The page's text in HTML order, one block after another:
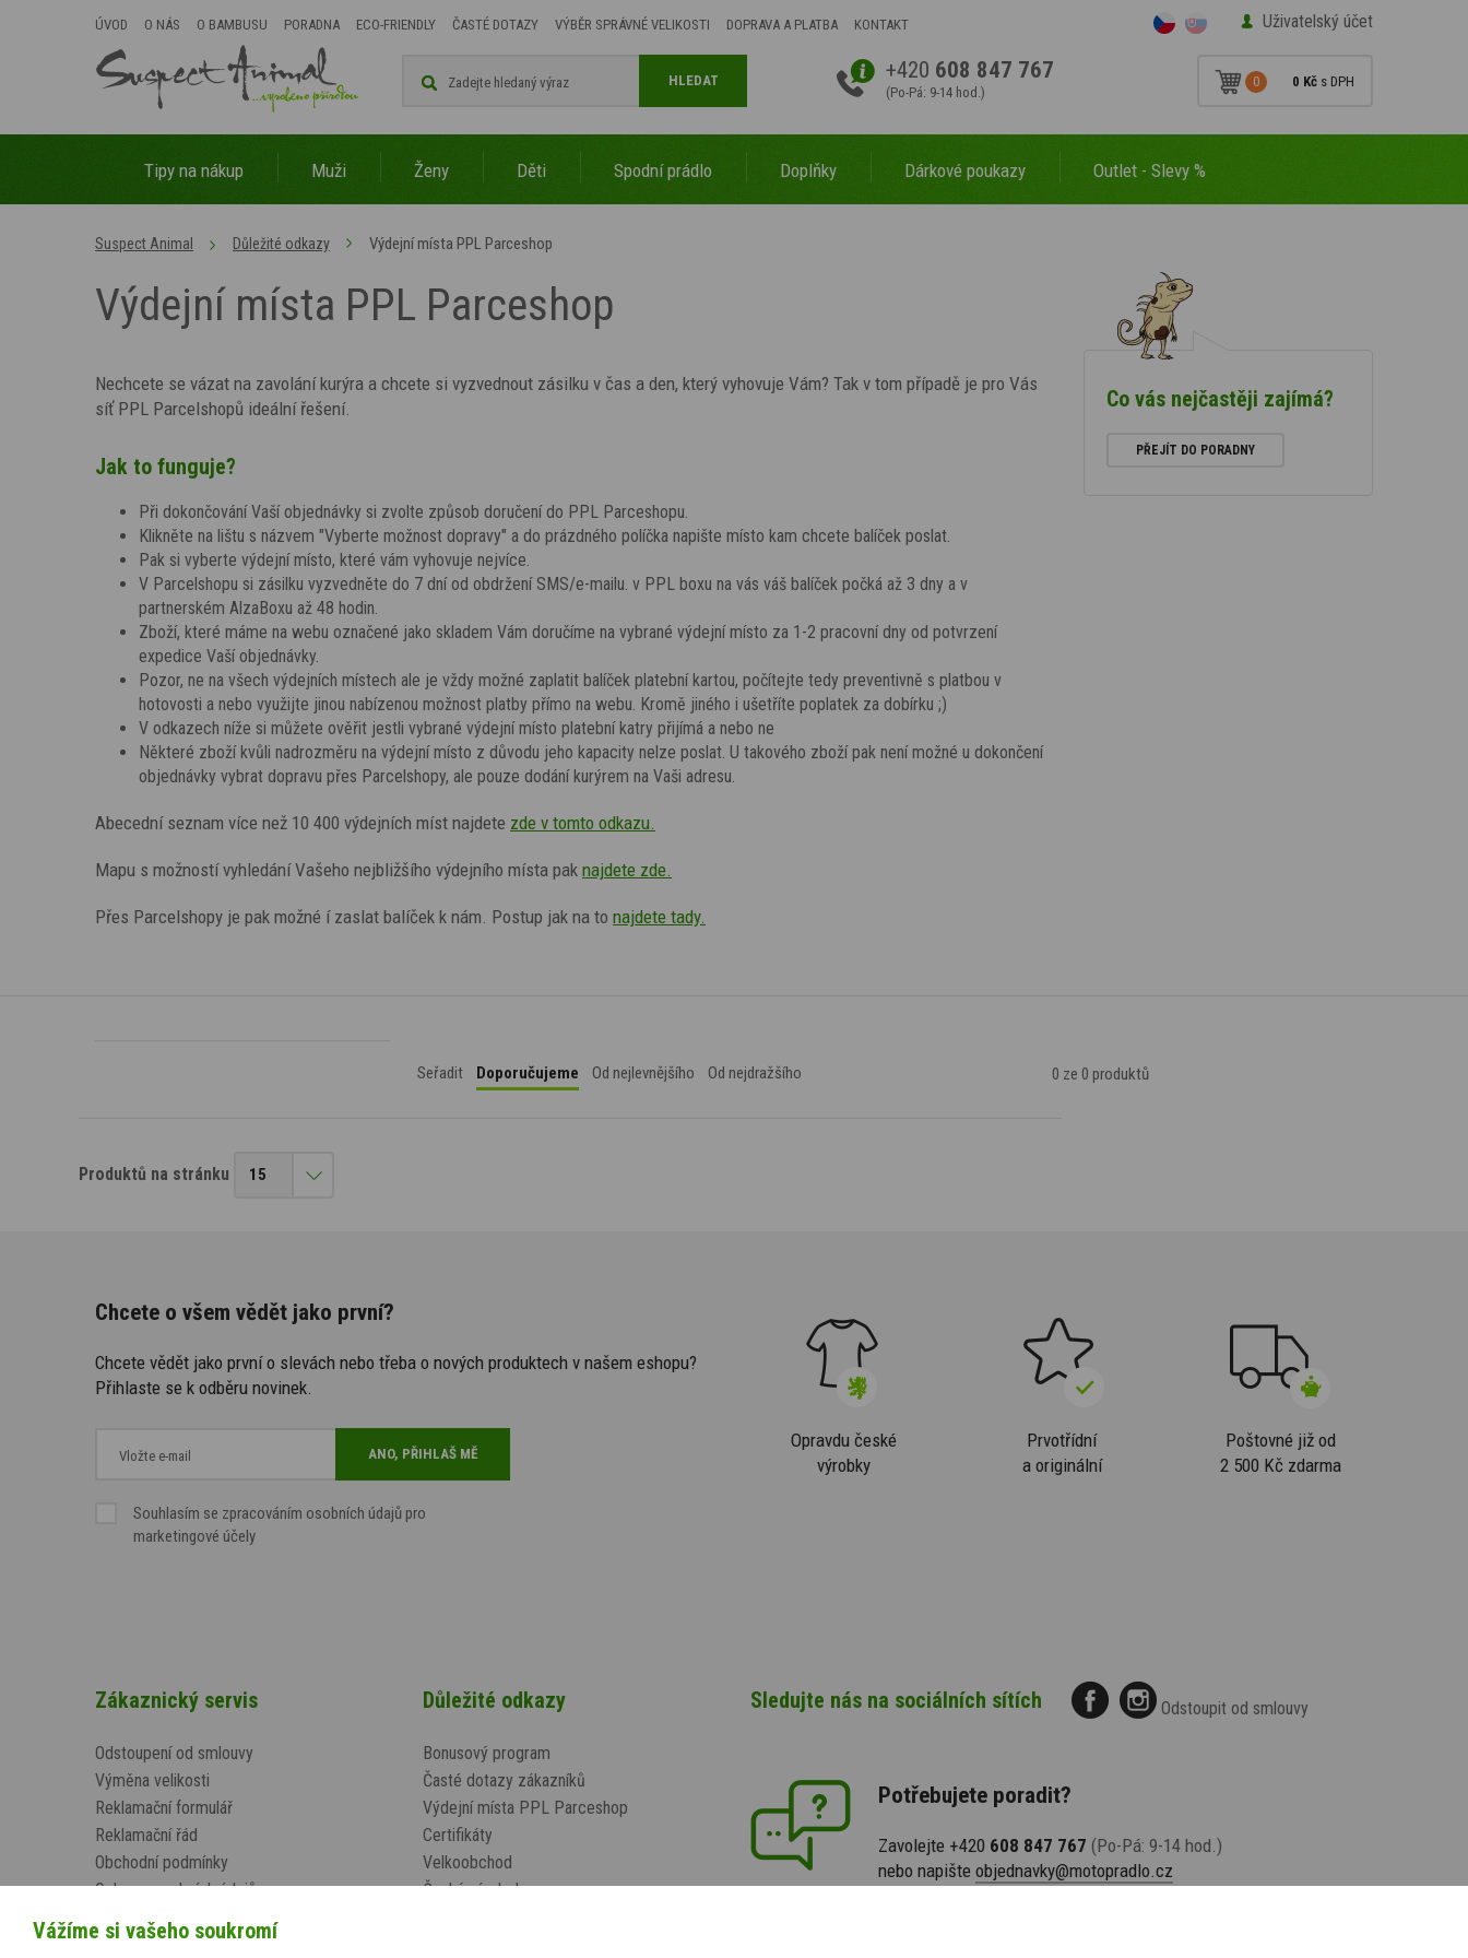
ÚVOD O NÁS O BAMBUSU PORADNA ECO-FRIENDLY ČASTÉ DOTAZY VÝBĚR SPRÁVNÉ VELIKOSTI DOPRAVA A PLATBA KONTAKT Uživatelský účet
+420 608 847 767
(Po-Pá: 9-14 hod.)
0 0 Kč s DPH
HLEDAT
Tipy na nákup Muži Ženy Děti Spodní prádlo Doplňky Dárkové poukazy Outlet - Slevy %
Suspect Animal Důležité odkazy Výdejní místa PPL Parceshop
Výdejní místa PPL Parceshop
Co vás nejčastěji zajímá?
PŘEJÍT DO PORADNY
Nechcete se vázat na zavolání kurýra a chcete si vyzvednout zásilku v čas a den, který vyhovuje Vám? Tak v tom případě je pro Vás
síť PPL Parcelshopů ideální řešení.
Jak to funguje?
Při dokončování Vaší objednávky si zvolte způsob doručení do PPL Parceshopu.
Klikněte na lištu s názvem "Vyberte možnost dopravy" a do prázdného políčka napište místo kam chcete balíček poslat.
Pak si vyberte výdejní místo, které vám vyhovuje nejvíce.
V Parcelshopu si zásilku vyzvedněte do 7 dní od obdržení SMS/e-mailu. v PPL boxu na vás váš balíček počká až 3 dny a v
partnerském AlzaBoxu až 48 hodin.
Zboží, které máme na webu označené jako skladem Vám doručíme na vybrané výdejní místo za 1-2 pracovní dny od potvrzení
expedice Vaší objednávky.
Pozor, ne na všech výdejních místech ale je vždy možné zaplatit balíček platební kartou, počítejte tedy preventivně s platbou v
hotovosti a nebo využijte jinou nabízenou možnost platby přímo na webu. Kromě jiného i ušetříte poplatek za dobírku ;)
V odkazech níže si můžete ověřit jestli vybrané výdejní místo platební katry přijímá a nebo ne
Některé zboží kvůli nadrozměru na výdejní místo z důvodu jeho kapacity nelze poslat. U takového zboží pak není možné u dokončení
objednávky vybrat dopravu přes Parcelshopy, ale pouze dodání kurýrem na Vaši adresu.
Abecední seznam více než 10 400 výdejních míst najdete zde v tomto odkazu.
Mapu s možností vyhledání Vašeho nejbližšího výdejního místa pak najdete zde.
Přes Parcelshopy je pak možné í zaslat balíček k nám. Postup jak na to najdete tady.
Seřadit Doporučujeme Od nejlevnějšího Od nejdražšího 0 ze 0 produktů
Produktů na stránku
Chcete o všem vědět jako první?
Chcete vědět jako první o slevách nebo třeba o nových produktech v našem eshopu?
Přihlaste se k odběru novinek.
Souhlasím se zpracováním osobních údajů pro
marketingové účely
Opravdu české
výrobky
Prvotřídní
a originální
Poštovné již od
2 500 Kč zdarma
Zákaznický servis
Odstoupení od smlouvy
Výměna velikosti
Reklamační formulář
Reklamační řád
Obchodní podmínky
Ochrana osobních údajů
Zásady zpracování souborů cookies
Doprava a platba
Důležité odkazy
Bonusový program
Časté dotazy zákazníků
Výdejní místa PPL Parceshop
Certifikáty
Velkoobchod
Český výrobek
Sledujte nás na sociálních sítích
Potřebujete poradit?
Zavolejte +420 608 847 767 (Po-Pá: 9-14 hod.)
nebo napište objednavky@motopradlo.cz
Odstoupit od smlouvy
Vážíme si vašeho soukromí